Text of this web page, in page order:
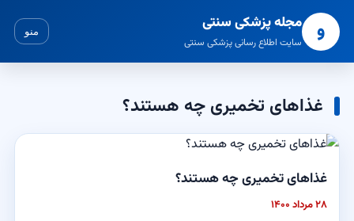
و مجله پزشکی سنتی
سایت اطلاع رسانی پزشکی سنتی
منو
غذاهای تخمیری چه هستند؟
غذاهای تخمیری چه هستند؟
۲۸ مرداد ۱۴۰۰